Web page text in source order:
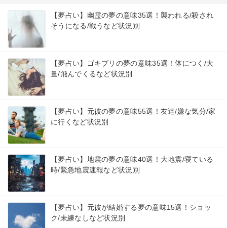
【夢占い】幽霊の夢の意味35選！襲われる/殺され
そうになる/戦うなど状況別
【夢占い】ゴキブリの夢の意味35選！体につく/大
量/飛んでくるなど状況別
【夢占い】元彼の夢の意味55選！友達/嫌な気分/家
に行くなど状況別
【夢占い】地震の夢の意味40選！大地震/寝ている
時/緊急地震速報など状況別
【夢占い】元彼が結婚する夢の意味15選！ショッ
ク/未練なしなど状況別